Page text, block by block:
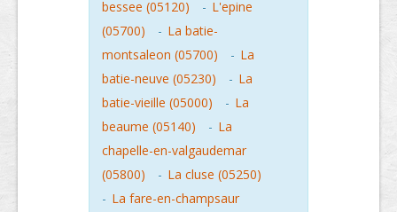
bessee (05120) - L'epine
(05700)
- La batie-
montsaleon (05700)
- La
batie-neuve (05230)
- La
batie-vieille (05000)
- La
beaume (05140)
- La
chapelle-en-valgaudemar
(05800)
- La cluse (05250)
- La fare-en-champsaur